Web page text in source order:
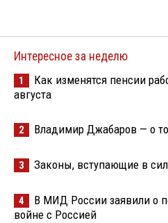
Интересное за неделю
1
Как изменятся пенсии
августа
2 Владимир Джабаров — о
3 Законы, вступающие в
4
В МИД России заявили о
войне с Россией